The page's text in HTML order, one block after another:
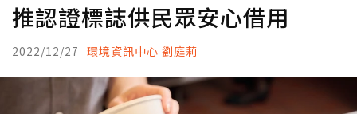
推認證標誌供民眾安心借用
2022/12/27 環境資訊中心 劉庭莉